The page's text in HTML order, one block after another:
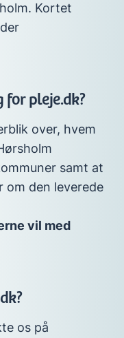
Kortet
pleje.dk?
over, hvem
samt at
om den leverede
vil med
os på